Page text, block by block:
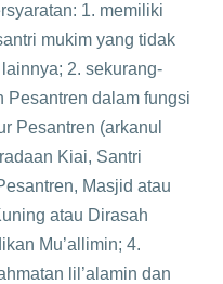
1. memiliki
mukim yang tidak
2. sekurang-
Pesantren dalam fungsi
Pesantren (arkanul
Kiai, Santri
Masjid atau
atau Dirasah
Mu’allimin; 4.
lil’alamin dan